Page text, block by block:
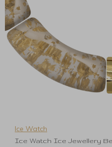
Ice Watch
Ice Watch Ice Jewellery